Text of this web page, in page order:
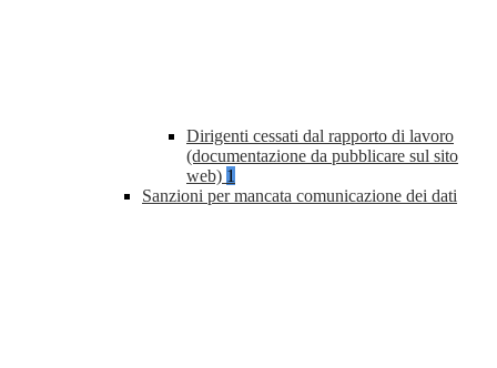
Dirigenti cessati dal rapporto di lavoro
(documentazione da pubblicare sul sito
web) 1
Sanzioni per mancata comunicazione dei dati